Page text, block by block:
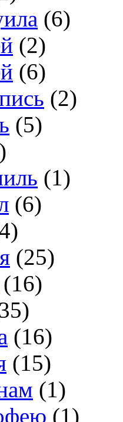
(6)
(2)
(6)
(2)
(5)
(1)
(6)
(25)
(16)
(16)
(15)
(1)
(1)